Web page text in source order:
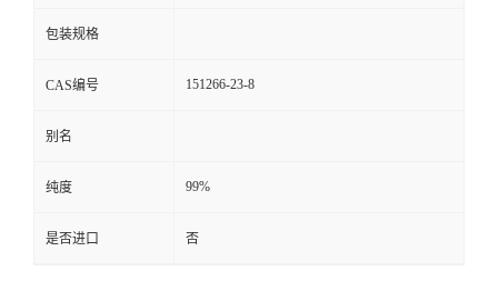
包装规格
CAS编号 151266-23-8
别名
纯度 99%
是否进口 否